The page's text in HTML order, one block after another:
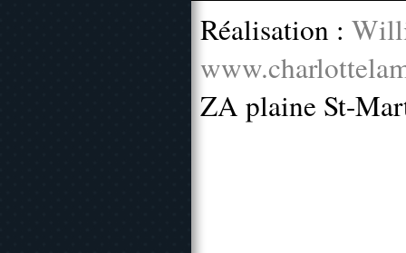
Réalisation :
ZA plaine St-